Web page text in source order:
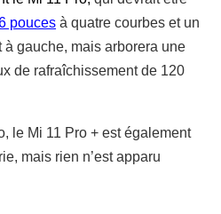
pouces à quatre courbes et un
gauche, mais arborera une
de rafraîchissement de 120
le Mi 11 Pro + est également
mais rien n’est apparu